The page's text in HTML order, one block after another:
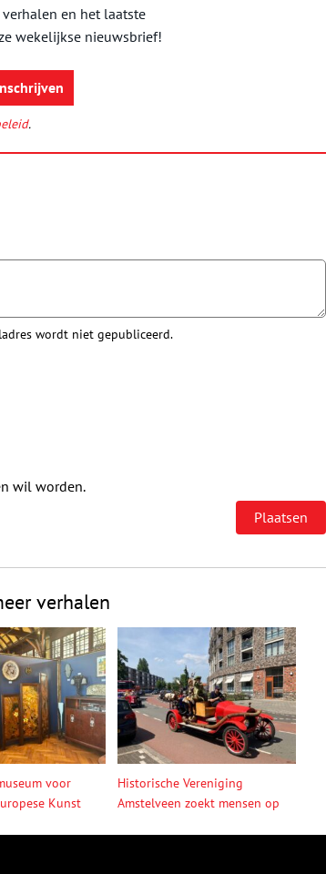
en het laatste
wekelijkse nieuwsbrief!
.
wordt niet gepubliceerd.
wil worden.
verhalen
voor
Kunst
Historische Vereniging
Amstelveen zoekt mensen op